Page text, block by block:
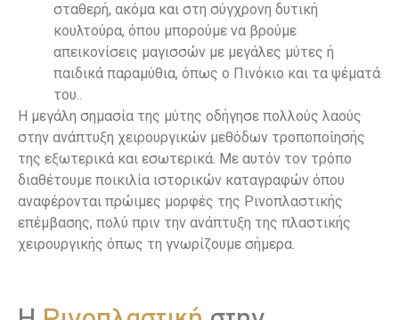
σταθερή, ακόμα και στη σύγχρονη δυτική
κουλτούρα, όπου μπορούμε να βρούμε
απεικονίσεις μαγισσών με μεγάλες μύτες ή
παιδικά παραμύθια, όπως ο Πινόκιο και τα ψέματά
του..
Η μεγάλη σημασία της μύτης οδήγησε πολλούς λαούς
στην ανάπτυξη χειρουργικών μεθόδων τροποποίησής
της εξωτερικά και εσωτερικά. Με αυτόν τον τρόπο
διαθέτουμε ποικιλία ιστορικών καταγραφών όπου
αναφέρονται πρώιμες μορφές της Ρινοπλαστικής
επέμβασης, πολύ πριν την ανάπτυξη της πλαστικής
χειρουργικής όπως τη γνωρίζουμε σήμερα.